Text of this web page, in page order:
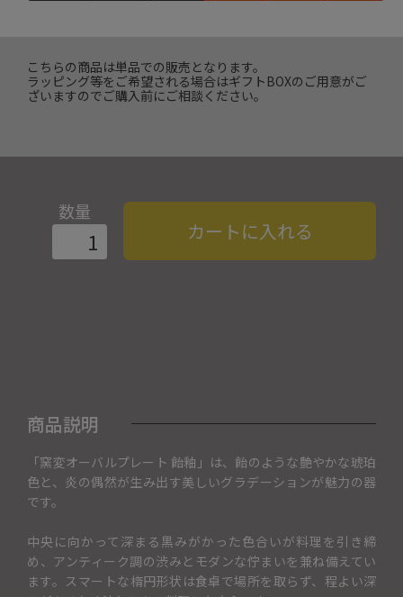
こちらの商品は単品での販売となります。
ラッピング等をご希望される場合はギフトBOXのご用意がご
ざいますのでご購入前にご相談ください。
数量
カートに入れる
商品説明
「窯変オーバルプレート 飴釉」は、飴のような艶やかな琥珀
色と、炎の偶然が生み出す美しいグラデーションが魅力の器
です。
中央に向かって深まる黒みがかった色合いが料理を引き締
め、アンティーク調の渋みとモダンな佇まいを兼ね備えてい
ます。スマートな楕円形状は食卓で場所を取らず、程よい深